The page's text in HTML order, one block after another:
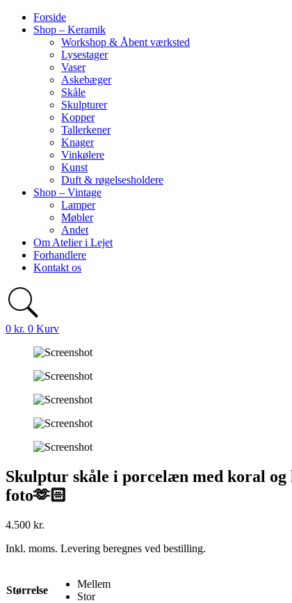
Forside
Shop – Keramik
Workshop & Åbent værksted
Lysestager
Vaser
Askebæger
Skåle
Skulpturer
Kopper
Tallerkener
Knager
Vinkølere
Kunst
Duft & røgelsesholdere
Shop – Vintage
Lamper
Møbler
Andet
Om Atelier i Lejet
Forhandlere
Kontakt os
0 kr. 0 Kurv
Skulptur skåle i porcelæn med koral og
foto🫶🏻
4.500 kr.
Inkl. moms. Levering beregnes ved bestilling.
Størrelse
Mellem
Stor